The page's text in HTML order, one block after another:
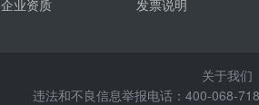
企业资质
发票说明
关于我们
违法和不良信息举报电话：400-068-